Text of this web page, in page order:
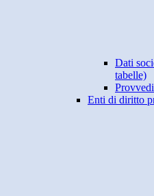
Dati
tabelle)
Enti di diritto